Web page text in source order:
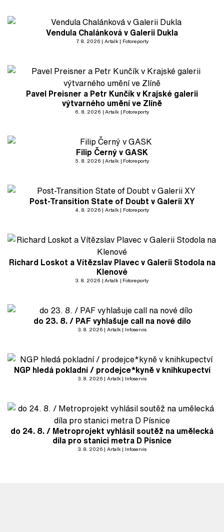
Vendula Chalánková v Galerii Dukla
7. 8. 2026 Artalk Fotoreporty
Pavel Preisner a Petr Kunčík v Krajské galerii
výtvarného umění ve Zlíně
6. 8. 2026 Artalk Fotoreporty
Filip Černý v GASK
5. 8. 2026 Artalk Fotoreporty
Post-Transition State of Doubt v Galerii XY
4. 8. 2026 Artalk Fotoreporty
Richard Loskot a Vítězslav Plavec v Galerii Stodola na
Klenové
3. 8. 2026 Artalk Fotoreporty
do 23. 8. / PAF vyhlašuje call na nové dílo
3. 8. 2026 Artalk Infoservis
NGP hledá pokladní / prodejce*kyně v knihkupectví
3. 8. 2026 Artalk Infoservis
do 24. 8. / Metroprojekt vyhlásil soutěž na umělecká
díla pro stanici metra D Písnice
3. 8. 2026 Artalk Infoservis